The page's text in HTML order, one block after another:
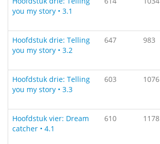
you my story • 3.1
Hoofdstuk drie: Telling
you my story • 3.2
647 983
Hoofdstuk drie: Telling
you my story • 3.3
603 1076
Hoofdstuk vier: Dream
catcher • 4.1
610 1178